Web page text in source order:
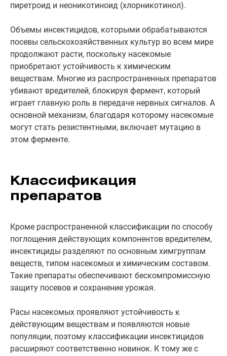
пиретроид и неоникотиноид (хлорникотинол).
Объемы инсектицидов, которыми обрабатываются
посевы сельскохозяйственных культур во всем мире
продолжают расти, поскольку насекомые
приобретают устойчивость к химическим
веществам. Многие из распространенных препаратов
убивают вредителей, блокируя фермент, который
играет главную роль в передаче нервных сигналов. А
основной механизм, благодаря которому насекомые
могут стать резистентными, включает мутацию в
этом ферменте.
Классификация
препаратов
Кроме распространенной классификации по способу
поглощения действующих компонентов вредителем,
инсектициды разделяют по основным химгруппам
веществ, типом насекомых и химическим составом.
Такие препараты обеспечивают бескомпромиссную
защиту посевов и сохранение урожая.
Расы насекомых проявляют устойчивость к
действующим веществам и появляются новые
популяции, поэтому классификации инсектицидов
расширяют соответственно новинок. К тому же с